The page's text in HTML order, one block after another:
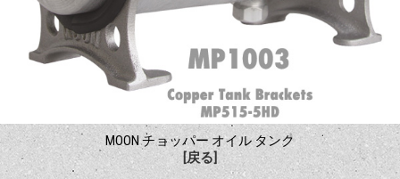
MOON チョッパー オイル タンク
[戻る]